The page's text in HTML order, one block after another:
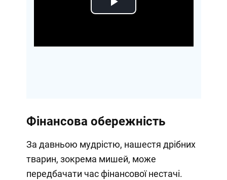
Play
Фінансова обережність
За давньою мудрістю, нашестя дрібних
тварин, зокрема мишей, може
передбачати час фінансової нестачі.